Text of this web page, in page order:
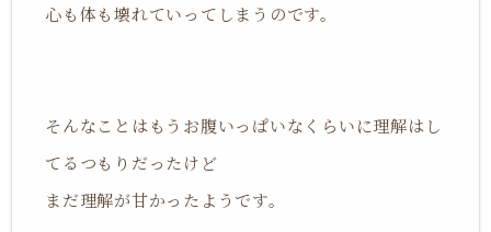
心も体も壊れていってしまうのです。
そんなことはもうお腹いっぱいなくらいに理解はし
てるつもりだったけど
まだ理解が甘かったようです。